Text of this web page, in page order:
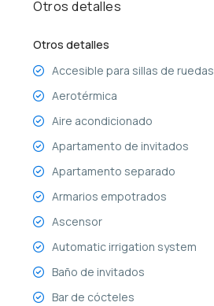
Otros detalles
Otros detalles
Accesible para sillas de ruedas
Aerotérmica
Aire acondicionado
Apartamento de invitados
Apartamento separado
Armarios empotrados
Ascensor
Automatic irrigation system
Baño de invitados
Bar de cócteles